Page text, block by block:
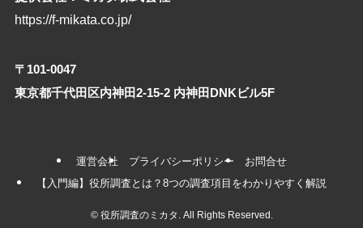
https://f-mikata.co.jp/
〒101-0047
東京都千代田区内神田2-15-2 内神田DNKビル5F
運営会社 プライバシーポリシー
お問合せ
【入門編】役所調査とは？8つの調査項目をわかりやすく解説
©役所調査のミカタ. All Rights Reserved.